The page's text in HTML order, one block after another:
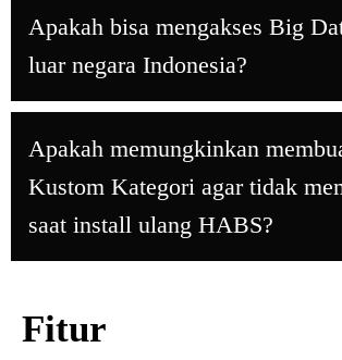
Apakah bisa mengakses Big
luar negara Indonesia?
Apakah memungkinkan
Kustom Kategori agar tidak
saat install ulang HABS?
Fitur